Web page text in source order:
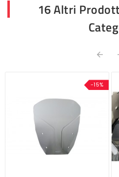
16 Altri

-15%